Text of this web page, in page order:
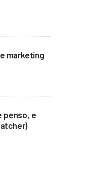
marketing
penso, e